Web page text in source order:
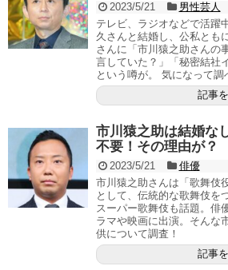
2023/5/21
男性芸人
テレビ、ラジオなどで活躍
久さんと結婚し、公私とも
さんに「市川猿之助さんの
言していた？」「秘密結社
という噂が。 気になって調
記事
市川猿之助は結婚な
不要！その理由が？
2023/5/21
俳優
市川猿之助さんは「歌舞伎
として、伝統的な歌舞伎を
スーパー歌舞伎も話題。俳
ラマや映画に出演。そんな
供について調査！
記事